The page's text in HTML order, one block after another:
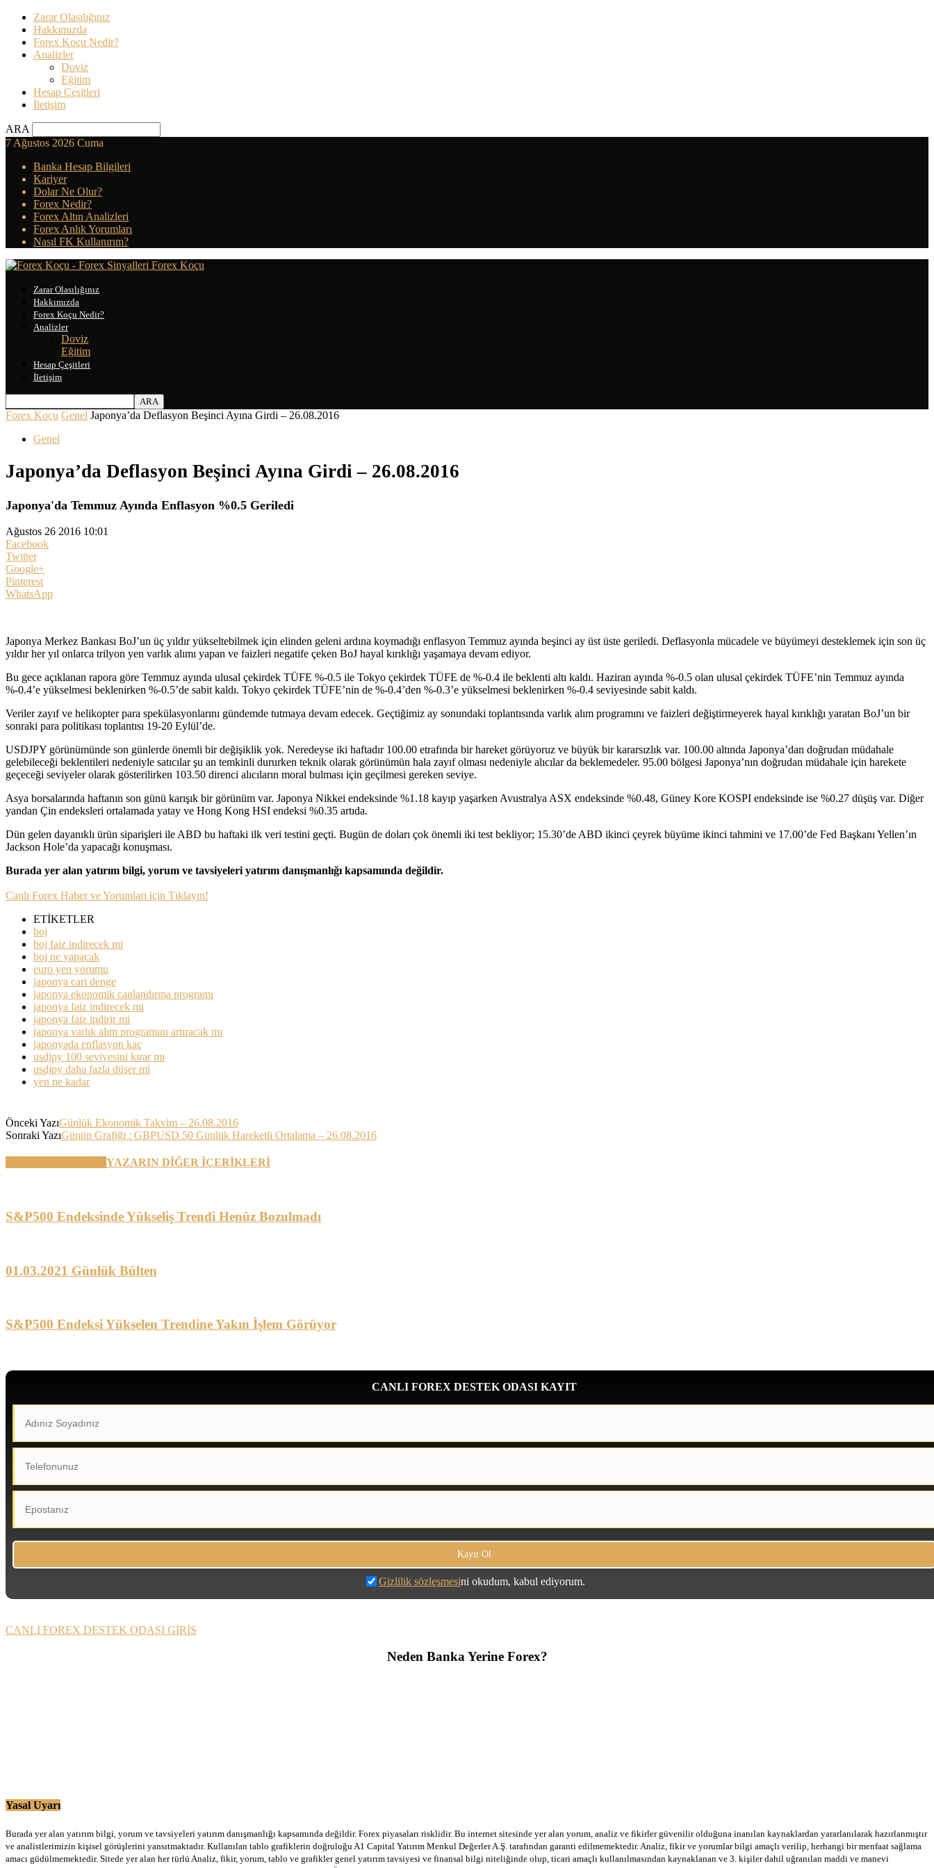
Zarar Olasılığınız
Hakkımızda
Forex Koçu Nedir?
Analizler
Doviz
Eğitim
Hesap Çeşitleri
İletişim
ARA
7 Ağustos 2026 Cuma
Banka Hesap Bilgileri
Kariyer
Dolar Ne Olur?
Forex Nedir?
Forex Altın Analizleri
Forex Anlık Yorumları
Nasıl FK Kullanırım?
Forex Koçu
Zarar Olasılığınız
Hakkımızda
Forex Koçu Nedir?
Analizler
Doviz
Eğitim
Hesap Çeşitleri
İletişim
Forex Koçu Genel Japonya’da Deflasyon Beşinci Ayına Girdi – 26.08.2016
Genel
Japonya’da Deflasyon Beşinci Ayına Girdi – 26.08.2016
Japonya'da Temmuz Ayında Enflasyon %0.5 Geriledi
Ağustos 26 2016 10:01
Facebook
Twitter
Google+
Pinterest
WhatsApp
Japonya Merkez Bankası BoJ’un üç yıldır yükseltebilmek için elinden geleni ardına koymadığı enflasyon Temmuz ayında beşinci ay üst üste geriledi. Deflasyonla mücadele ve büyümeyi desteklemek için son üç
yıldır her yıl onlarca trilyon yen varlık alımı yapan ve faizleri negatife çeken BoJ hayal kırıklığı yaşamaya devam ediyor.
Bu gece açıklanan rapora göre Temmuz ayında ulusal çekirdek TÜFE %-0.5 ile Tokyo çekirdek TÜFE de %-0.4 ile beklenti altı kaldı. Haziran ayında %-0.5 olan ulusal çekirdek TÜFE’nin Temmuz ayında
%-0.4’e yükselmesi beklenirken %-0.5’de sabit kaldı. Tokyo çekirdek TÜFE’nin de %-0.4’den %-0.3’e yükselmesi beklenirken %-0.4 seviyesinde sabit kaldı.
Veriler zayıf ve helikopter para spekülasyonlarını gündemde tutmaya devam edecek. Geçtiğimiz ay sonundaki toplantısında varlık alım programını ve faizleri değiştirmeyerek hayal kırıklığı yaratan BoJ’un bir
sonraki para politikası toplantısı 19-20 Eylül’de.
USDJPY görünümünde son günlerde önemli bir değişiklik yok. Neredeyse iki haftadır 100.00 etrafında bir hareket görüyoruz ve büyük bir kararsızlık var. 100.00 altında Japonya’dan doğrudan müdahale
gelebileceği beklentileri nedeniyle satıcılar şu an temkinli dururken teknik olarak görünümün hala zayıf olması nedeniyle alıcılar da beklemedeler. 95.00 bölgesi Japonya’nın doğrudan müdahale için harekete
geçeceği seviyeler olarak gösterilirken 103.50 direnci alıcıların moral bulması için geçilmesi gereken seviye.
Asya borsalarında haftanın son günü karışık bir görünüm var. Japonya Nikkei endeksinde %1.18 kayıp yaşarken Avustralya ASX endeksinde %0.48, Güney Kore KOSPI endeksinde ise %0.27 düşüş var. Diğer
yandan Çin endeksleri ortalamada yatay ve Hong Kong HSI endeksi %0.35 artıda.
Dün gelen dayanıklı ürün siparişleri ile ABD bu haftaki ilk veri testini geçti. Bugün de doları çok önemli iki test bekliyor; 15.30’de ABD ikinci çeyrek büyüme ikinci tahmini ve 17.00’de Fed Başkanı Yellen’ın
Jackson Hole’da yapacağı konuşması.
Burada yer alan yatırım bilgi, yorum ve tavsiyeleri yatırım danışmanlığı kapsamında değildir.
Canlı Forex Haber ve Yorumları için Tıklayın!
ETİKETLER
boj
boj faiz indirecek mi
boj ne yapacak
euro yen yorumu
japonya cari denge
japonya ekonomik canlandırma programı
japonya faiz indirecek mi
japonya faiz indirir mi
japonya varlık alım programını artıracak mı
japonyada enflasyon kaç
usdjpy 100 seviyesini kırar mı
usdjpy daha fazla düşer mi
yen ne kadar
Önceki YazıGünlük Ekonomik Takvim – 26.08.2016
Sonraki YazıGünün Grafiği : GBPUSD 50 Günlük Hareketli Ortalama – 26.08.2016
YAZARIN DİĞER İÇERİKLERİ
S&P500 Endeksinde Yükseliş Trendi Henüz Bozulmadı
01.03.2021 Günlük Bülten
S&P500 Endeksi Yükselen Trendine Yakın İşlem Görüyor
CANLI FOREX DESTEK ODASI KAYIT
Gizlilik sözleşmesini okudum, kabul ediyorum.
CANLI FOREX DESTEK ODASI GİRİŞ
Neden Banka Yerine Forex?
Yasal Uyarı
Burada yer alan yatırım bilgi, yorum ve tavsiyeleri yatırım danışmanlığı kapsamında değildir. Forex piyasaları risklidir. Bu internet sitesinde yer alan yorum, analiz ve fikirler güvenilir olduğuna inanılan kaynaklardan yararlanılarak hazırlanmıştır
ve analistlerimizin kişisel görüşlerini yansıtmaktadır. Kullanılan tablo grafiklerin doğruluğu A1 Capital Yatırım Menkul Değerler A.Ş. tarafından garanti edilmemektedir. Analiz, fikir ve yorumlar bilgi amaçlı verilip, herhangi bir menfaat sağlama
amacı güdülmemektedir. Sitede yer alan her türlü Analiz, fikir, yorum, tablo ve grafikler genel yatırım tavsiyesi ve finansal bilgi niteliğinde olup, ticari amaçlı kullanılmasından kaynaklanan ve 3. kişiler dahil uğranılan maddi ve manevi